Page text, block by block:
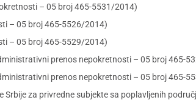
– 05 broj 465-5531/2014)
– 05 broj 465-5526/2014)
– 05 broj 465-5529/2014)
prenos nepokretnosti – 05 broj 465-
prenos nepokretnosti – 05 broj 465-
za privredne subjekte sa poplavljenih